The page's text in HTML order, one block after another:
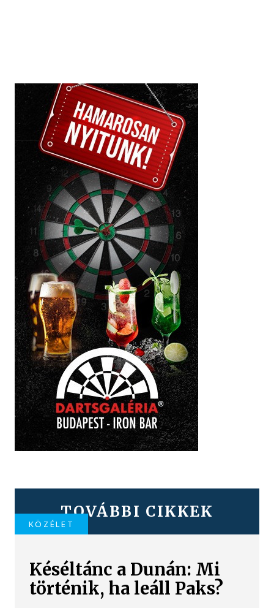
TOVÁBBI CIKKEK
KÖZÉLET
Késéltánc a Dunán: Mi
történik, ha leáll Paks?